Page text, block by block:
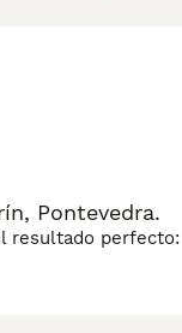
raza de perro.
Pontevedra.
resultado perfecto: